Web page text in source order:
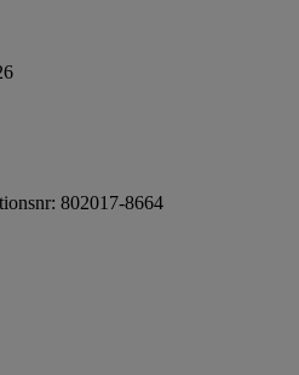
802017-8664